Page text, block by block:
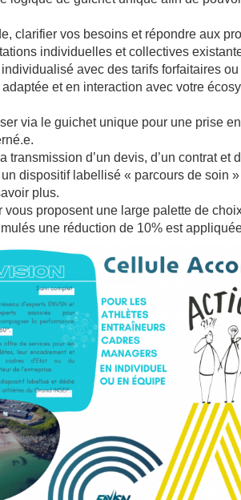
clarifier vos besoins et répondre aux
individuelles et collectives
avec des tarifs forfaitaires
et en interaction avec votre
via le guichet unique pour une prise
transmission d’un devis, d’un contrat
dispositif labellisé « parcours de soin
plus.
vous proposent une large palette de
une réduction de 10% est